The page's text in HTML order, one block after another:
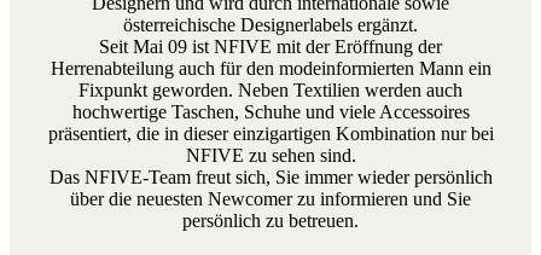
österreichische Designerlabels ergänzt.
Seit Mai 09 ist NFIVE mit der Eröffnung der
Herrenabteilung auch für den modeinformierten Mann ein
Fixpunkt geworden. Neben Textilien werden auch
hochwertige Taschen, Schuhe und viele Accessoires
präsentiert, die in dieser einzigartigen Kombination nur bei
NFIVE zu sehen sind.
Das NFIVE-Team freut sich, Sie immer wieder persönlich
über die neuesten Newcomer zu informieren und Sie
persönlich zu betreuen.